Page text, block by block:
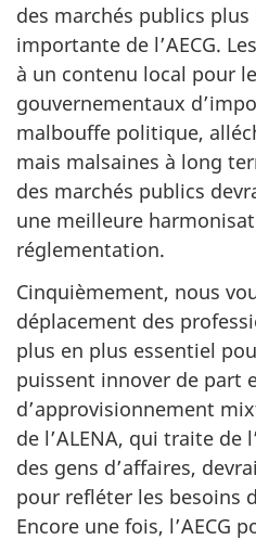
des marchés publics
importante de l’AECG.
à un contenu local pour
gouvernementaux
malbouffe politique,
mais malsaines à long
des marchés publics
une meilleure
réglementation.
Cinquièmement, nous
déplacement des
plus en plus essentiel
puissent innover de part
d’approvisionnement
de l’ALENA, qui traite
des gens d’affaires,
pour refléter les besoins
Encore une fois, l’AECG